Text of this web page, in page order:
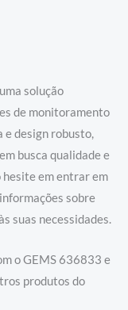
solução
de monitoramento
e design robusto,
busca qualidade e
hesite em entrar em
sobre
suas necessidades.
o GEMS 636833 e
produtos do